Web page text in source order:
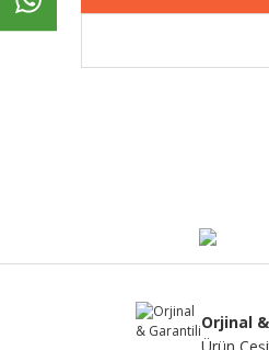
Ürün bilgilerinde
Bu ürüne benzer
Orjinal